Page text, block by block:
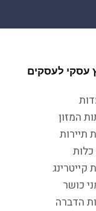
עסקי לעסקים
המזון
תיירות
כלות
קייטרינג
כושר
הדברה